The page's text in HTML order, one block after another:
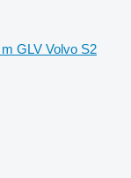
GLV Volvo S2